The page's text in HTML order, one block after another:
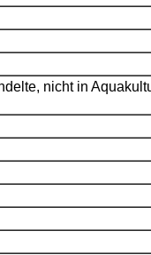
nicht in